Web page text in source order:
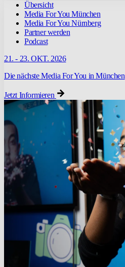
Übersicht
Media For You München
Media For You Nürnberg
Partner werden
Podcast
21. - 23. OKT. 2026
Die nächste Media For You in München
Jetzt Informieren